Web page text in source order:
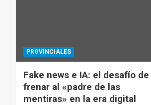
PROVINCIALES
Fake news e IA: el desafío de
frenar al «padre de las
mentiras» en la era digital